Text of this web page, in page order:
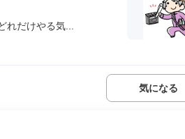
だけやる気...
気になる